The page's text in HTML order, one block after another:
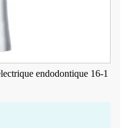
endodontique 16-1